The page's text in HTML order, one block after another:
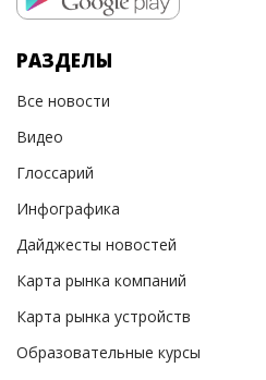
РАЗДЕЛЫ
Все новости
Видео
Глоссарий
Инфографика
Дайджесты новостей
Карта рынка компаний
Карта рынка устройств
Образовательные курсы